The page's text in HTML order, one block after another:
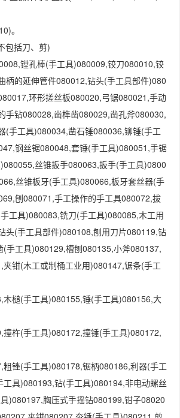
。
包括刀、剪)
镗孔棒(手工具)080009,铰刀080010,铰
柄的延伸管件080012,钻头(手工具部件)080
环形搓丝板080020,弓锯080021,手动
手钻080028,凿榫凿080029,凿孔斧080030,
(手工具)080034,凿石锤080036,铆锤(手工
钢丝锯080048,套锤(手工具)080051,手锯
丝锥扳手080063,扳手(手工具)0800
丝锥板牙(手工具)080066,板牙套丝器(手
刨080071,手工操作的手工具080072,拔
工具)080083,铣刀(手工具)080085,木工用
头(手工具部件)080108,刨用刀片080119,钻
手工具)080129,槽刨080135,小斧080137,
钳(木工或制桶工业用)080147,锯条(手工
槌(手工具)080155,锤(手工具)080156,大
杵(手工具)080172,撞锤(手工具)080172,
锉(手工具)080178,锯柄080186,利器(手工
具)080193,钻(手工具)080194,非电动螺丝
)080197,胸压式手摇钻080199,钳子08020